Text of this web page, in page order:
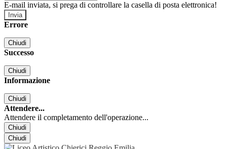
E-mail inviata, si prega di controllare la casella di posta elettronica!
Errore
Chiudi
Successo
Chiudi
Informazione
Chiudi
Attendere...
Attendere il completamento dell'operazione...
Chiudi
Chiudi